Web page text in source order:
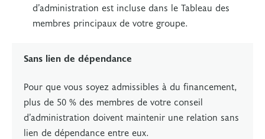
d’administration est incluse dans le Tableau des
membres principaux de votre groupe.
Sans lien de dépendance
Pour que vous soyez admissibles à du financement,
plus de 50 % des membres de votre conseil
d’administration doivent maintenir une relation sans
lien de dépendance entre eux.